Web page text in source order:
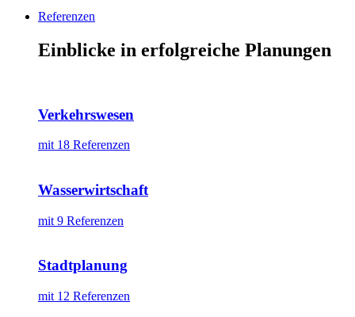
Referenzen
Einblicke in erfolgreiche Planungen
Verkehrswesen
mit 18 Referenzen
Wasserwirtschaft
mit 9 Referenzen
Stadtplanung
mit 12 Referenzen